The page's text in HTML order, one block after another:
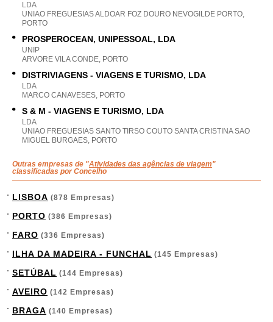
LDA
UNIAO FREGUESIAS ALDOAR FOZ DOURO NEVOGILDE PORTO,
PORTO
PROSPEROCEAN, UNIPESSOAL, LDA
UNIP
ARVORE VILA CONDE, PORTO
DISTRIVIAGENS - VIAGENS E TURISMO, LDA
LDA
MARCO CANAVESES, PORTO
S & M - VIAGENS E TURISMO, LDA
LDA
UNIAO FREGUESIAS SANTO TIRSO COUTO SANTA CRISTINA SAO
MIGUEL BURGAES, PORTO
Outras empresas de "Atividades das agências de viagem"
classificadas por Concelho
LISBOA (878 Empresas)
PORTO (386 Empresas)
FARO (336 Empresas)
ILHA DA MADEIRA - FUNCHAL (145 Empresas)
SETÚBAL (144 Empresas)
AVEIRO (142 Empresas)
BRAGA (140 Empresas)